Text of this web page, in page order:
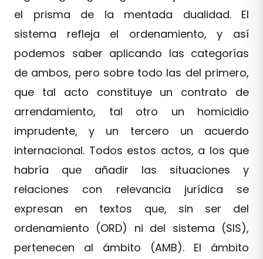
el prisma de la mentada dualidad. El
sistema refleja el ordenamiento, y así
podemos saber aplicando las categorías
de ambos, pero sobre todo las del primero,
que tal acto constituye un contrato de
arrendamiento, tal otro un homicidio
imprudente, y un tercero un acuerdo
internacional. Todos estos actos, a los que
habría que añadir las situaciones y
relaciones con relevancia jurídica se
expresan en textos que, sin ser del
ordenamiento (ORD) ni del sistema (SIS),
pertenecen al ámbito (AMB). El ámbito